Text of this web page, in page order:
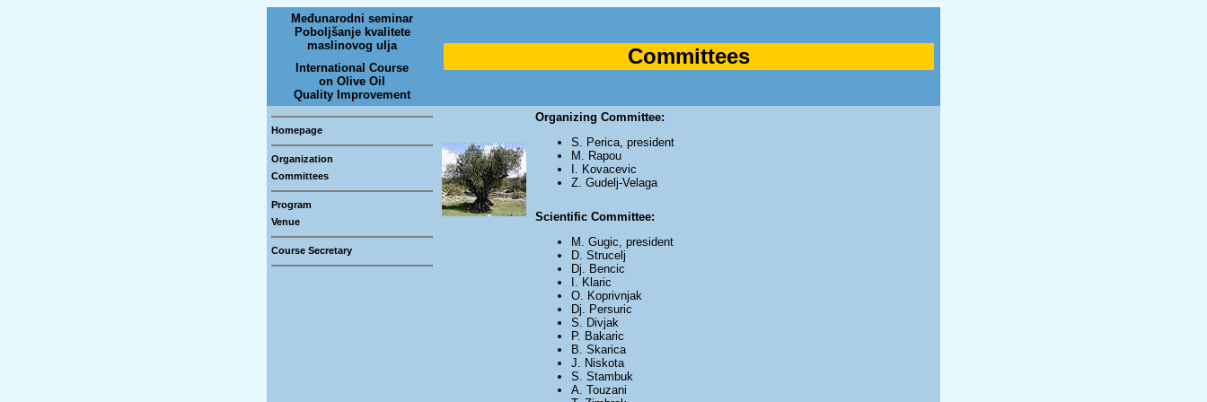
Međunarodni seminar
Poboljšanje kvalitete
maslinovog ulja
Committees
International Course
on Olive Oil
Quality Improvement
Homepage
Organization
Committees
Program
Venue
Course Secretary
Organizing Committee:
S. Perica, president
M. Rapou
I. Kovacevic
Z. Gudelj-Velaga
Scientific Committee:
M. Gugic, president
D. Strucelj
Dj. Bencic
I. Klaric
O. Koprivnjak
Dj. Persuric
S. Divjak
P. Bakaric
B. Skarica
J. Niskota
S. Stambuk
A. Touzani